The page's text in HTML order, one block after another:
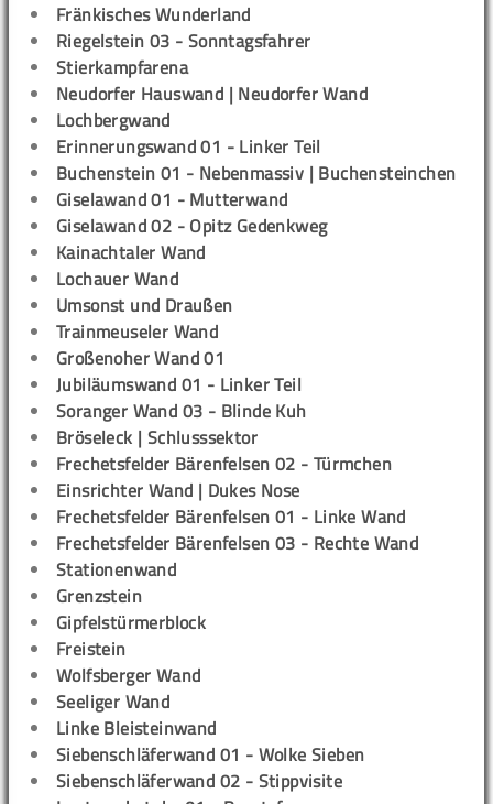
Fränkisches Wunderland
Riegelstein 03 - Sonntagsfahrer
Stierkampfarena
Neudorfer Hauswand | Neudorfer Wand
Lochbergwand
Erinnerungswand 01 - Linker Teil
Buchenstein 01 - Nebenmassiv | Buchensteinchen
Giselawand 01 - Mutterwand
Giselawand 02 - Opitz Gedenkweg
Kainachtaler Wand
Lochauer Wand
Umsonst und Draußen
Trainmeuseler Wand
Großenoher Wand 01
Jubiläumswand 01 - Linker Teil
Soranger Wand 03 - Blinde Kuh
Bröseleck | Schlusssektor
Frechetsfelder Bärenfelsen 02 - Türmchen
Einsrichter Wand | Dukes Nose
Frechetsfelder Bärenfelsen 01 - Linke Wand
Frechetsfelder Bärenfelsen 03 - Rechte Wand
Stationenwand
Grenzstein
Gipfelstürmerblock
Freistein
Wolfsberger Wand
Seeliger Wand
Linke Bleisteinwand
Siebenschläferwand 01 - Wolke Sieben
Siebenschläferwand 02 - Stippvisite